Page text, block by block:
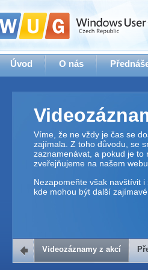
Úvod O nás
Víme, že ne vždy je čas se
zajímala. Z toho důvodu, se
zaznamenávat, a pokud je to
zveřejňujeme na našem webu.
Nezapomeňte však navštívit i
kde mohou být další zajímavé
Přehrávač
Videozáznamy z akcí